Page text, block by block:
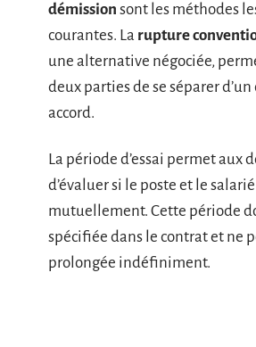
démission sont les méthodes
courantes. La rupture
une alternative négociée,
deux parties de se séparer
accord.
La période d’essai permet aux
d’évaluer si le poste et le
mutuellement. Cette période
spécifiée dans le contrat et ne
prolongée indéfiniment.